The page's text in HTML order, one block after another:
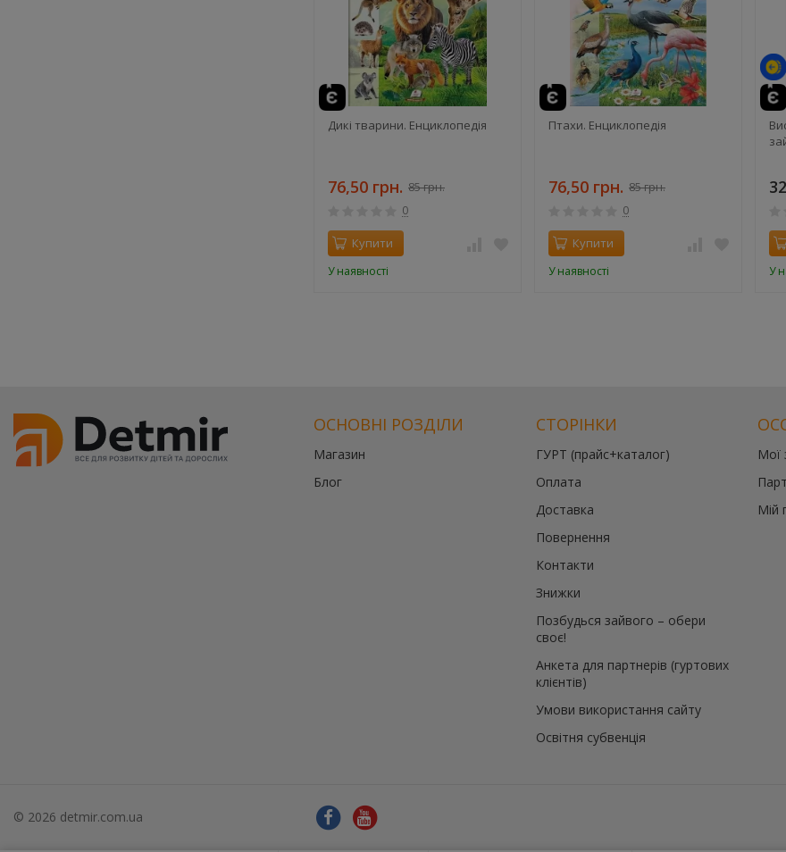
Дикі тварини. Енциклопедія
76,50 грн. 85 грн.
0
Купити
У наявності
Птахи. Енциклопедія
76,50 грн. 85 грн.
0
Купити
У наявності У
ОСНОВНІ РОЗДІЛИ
Магазин
Блог
СТОРІНКИ
ГУРТ (прайс+каталог)
Оплата
Доставка
Повернення
Контакти
Знижки
Позбудься зайвого – обери
своє!
Анкета для партнерів (гуртових
клієнтів)
Умови використання сайту
Освітня субвенція
Мої
Мій
© 2026 detmir.com.ua